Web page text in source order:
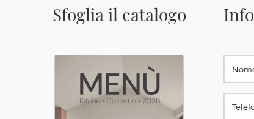
Sfoglia il catalogo